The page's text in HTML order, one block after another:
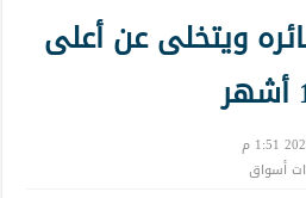
ويتخلى عن أعلى
أسواق